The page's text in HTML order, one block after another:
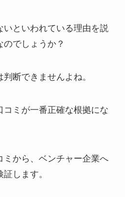
いといわれている理由を説
でしょうか？
断できませんよね。
コミが一番正確な根拠にな
ミから、ベンチャー企業へ
します。